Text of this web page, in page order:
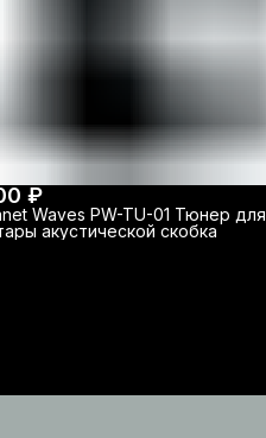
₽
Waves PW-TU-01 Тюнер для
акустической скобка